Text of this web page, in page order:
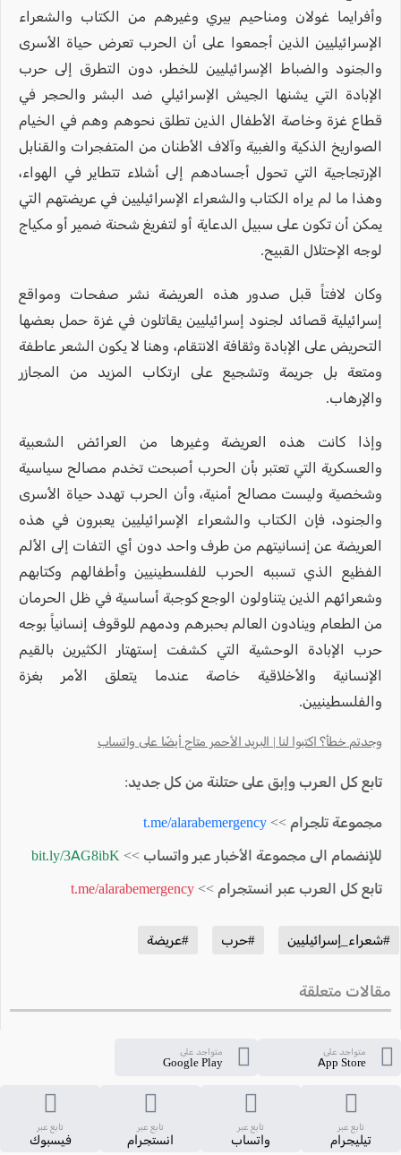
وأفرايما غولان ومناحيم بيري وغيرهم من الكتاب والشعراء
الإسرائيليين الذين أجمعوا على أن الحرب تعرض حياة الأسرى
والجنود والضباط الإسرائيليين للخطر، دون التطرق إلى حرب
الإبادة التي يشنها الجيش الإسرائيلي ضد البشر والحجر في
قطاع غزة وخاصة الأطفال الذين تطلق نحوهم وهم في الخيام
الصواريخ الذكية والغبية وآلاف الأطنان من المتفجرات والقنابل
الإرتجاجية التي تحول أجسادهم إلى أشلاء تتطاير في الهواء،
وهذا ما لم يراه الكتاب والشعراء الإسرائيليين في عريضتهم التي
يمكن أن تكون على سبيل الدعاية أو لتفريغ شحنة ضمير أو مكياج
لوجه الإحتلال القبيح.
وكان لافتاً قبل صدور هذه العريضة نشر صفحات ومواقع
إسرائيلية قصائد لجنود إسرائيليين يقاتلون في غزة حمل بعضها
التحريض على الإبادة وثقافة الانتقام، وهنا لا يكون الشعر عاطفة
ومتعة بل جريمة وتشجيع على ارتكاب المزيد من المجازر
والإرهاب.
وإذا كانت هذه العريضة وغيرها من العرائض الشعبية
والعسكرية التي تعتبر بأن الحرب أصبحت تخدم مصالح سياسية
وشخصية وليست مصالح أمنية، وأن الحرب تهدد حياة الأسرى
والجنود، فإن الكتاب والشعراء الإسرائيليين يعبرون في هذه
العريضة عن إنسانيتهم من طرف واحد دون أي التفات إلى الألم
الفظيع الذي تسببه الحرب للفلسطينيين وأطفالهم وكتابهم
وشعرائهم الذين يتناولون الوجع كوجبة أساسية في ظل الحرمان
من الطعام وينادون العالم بحبرهم ودمهم للوقوف إنسانياً بوجه
حرب الإبادة الوحشية التي كشفت إستهتار الكثيرين بالقيم
الإنسانية والأخلاقية خاصة عندما يتعلق الأمر بغزة
والفلسطينيين.
وجدتم خطأ؟ اكتبوا لنا | البريد الأحمر متاح أيضًا على واتساب
تابع كل العرب وإبق على حتلنة من كل جديد:
مجموعة تلجرام >> t.me/alarabemergency
للإنضمام الى مجموعة الأخبار عبر واتساب >> bit.ly/3AG8ibK
تابع كل العرب عبر انستجرام >> t.me/alarabemergency
#شعراء_إسرائيليين #حرب #عريضة
مقالات متعلقة
متواجد على
App Store
متواجد على
Google Play
تابع عبر
تيليجرام
تابع عبر
واتساب
تابع عبر
انستجرام
تابع عبر
فيسبوك